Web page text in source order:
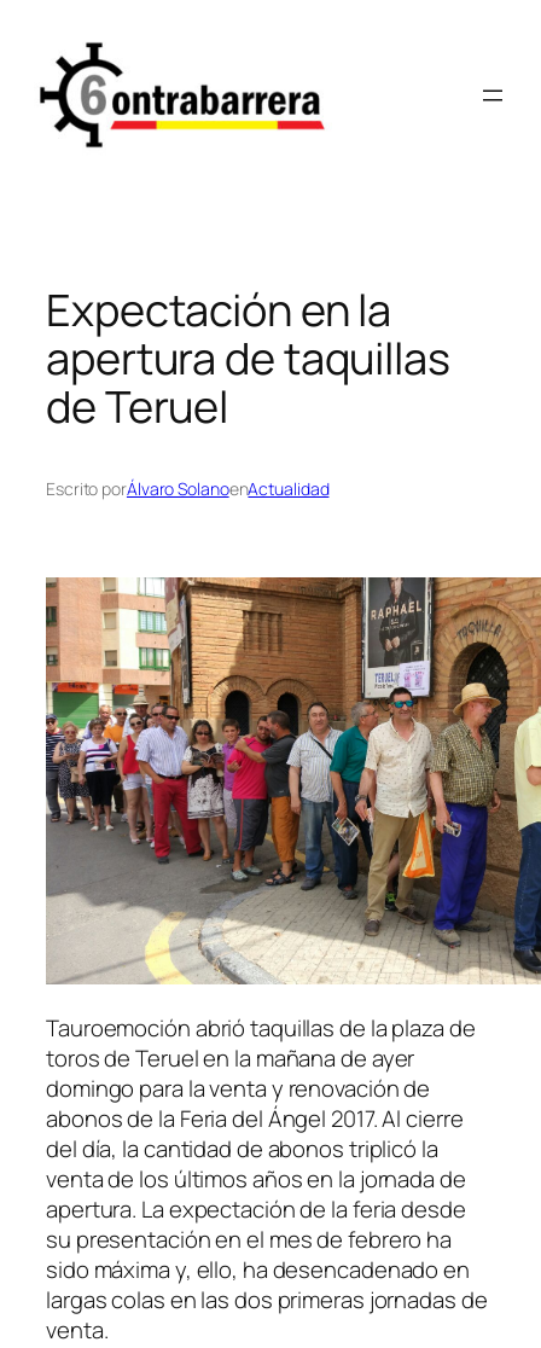
contenido
Expectación en la
apertura de taquillas
de Teruel
Escrito porÁlvaro SolanoenActualidad
Tauroemoción abrió taquillas de la plaza de
toros de Teruel en la mañana de ayer
domingo para la venta y renovación de
abonos de la Feria del Ángel 2017. Al cierre
del día, la cantidad de abonos triplicó la
venta de los últimos años en la jornada de
apertura. La expectación de la feria desde
su presentación en el mes de febrero ha
sido máxima y, ello, ha desencadenado en
largas colas en las dos primeras jornadas de
venta.